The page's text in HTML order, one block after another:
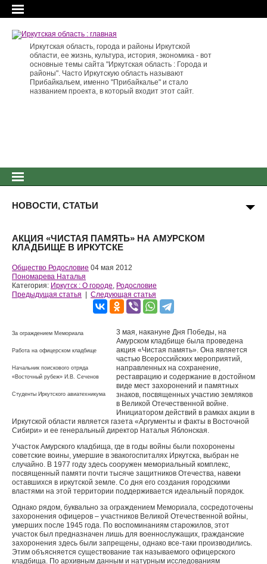
Иркутская область, города и районы Иркутской
области, ее жизнь, культура, история, экономика - вот
основные темы сайта "Иркутская область : Города и
районы". Часто Иркутскую область называют
Прибайкальем, именно "Прибайкалье" и стало
названием проекта, в который входит этот сайт.
НОВОСТИ, СТАТЬИ
АКЦИЯ «ЧИСТАЯ ПАМЯТЬ» НА АМУРСКОМ
КЛАДБИЩЕ В ИРКУТСКЕ
Общество Родословие 04 мая 2012
Пономарева Наталья
Категория: Иркутск : О городе, Родословие
Предыдущая статья
Следующая статья
За ограждением Мемориала
Работа на офицерском кладбище
Начальник поискового отряда
«Восточный рубеж» И.В. Сеченов
Студенты Иркутского авиатехникума
3 мая, накануне Дня Победы, на
Амурском кладбище была проведена
акция «Чистая память». Она является
частью Всероссийских мероприятий,
направленных на сохранение,
реставрацию и содержание в достойном
виде мест захоронений и памятных
знаков, посвященных участию земляков
в Великой Отечественной войне.
Инициатором действий в рамках акции в
Иркутской области является газета «Аргументы и факты в Восточной
Сибири» и ее генеральный директор Наталья Яблонская.
Участок Амурского кладбища, где в годы войны были похоронены
советские воины, умершие в эвакогоспиталях Иркутска, выбран не
случайно. В 1977 году здесь сооружен мемориальный комплекс,
посвященный памяти почти тысяче защитников Отечества, навеки
оставшихся в иркутской земле. Со дня его создания городскими
властями на этой территории поддерживается идеальный порядок.
Однако рядом, буквально за ограждением Мемориала, сосредоточены
захоронения офицеров – участников Великой Отечественной войны,
умерших после 1945 года. По воспоминаниям старожилов, этот
участок был предназначен лишь для военнослужащих, гражданские
захоронения здесь были запрещены, однако все-таки производились.
Этим объясняется существование так называемого офицерского
кладбища. По архивным данным и натурным исследованиям